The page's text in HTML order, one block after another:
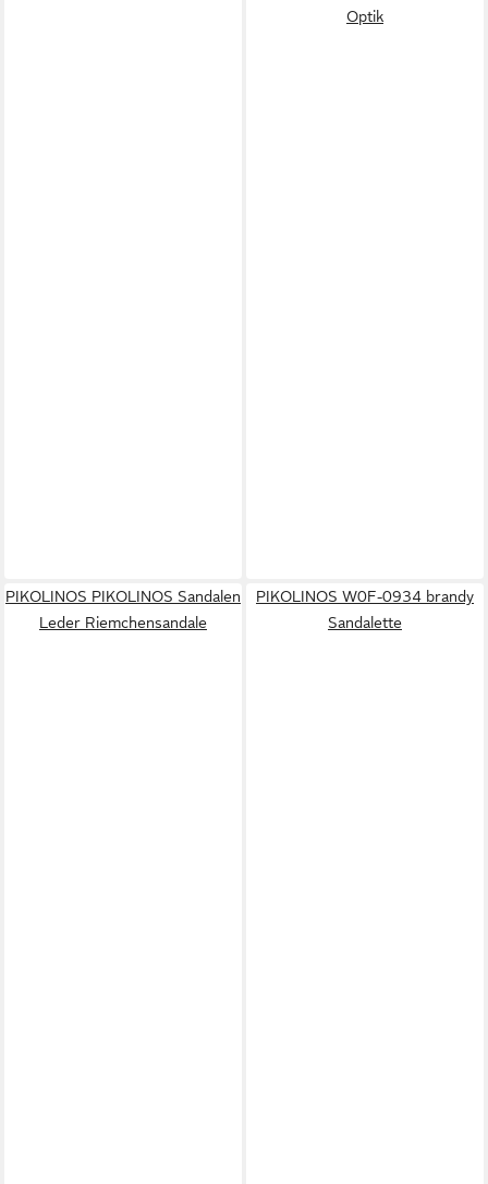
Optik
PIKOLINOS PIKOLINOS Sandalen
Leder Riemchensandale
PIKOLINOS W0F-0934 brandy
Sandalette